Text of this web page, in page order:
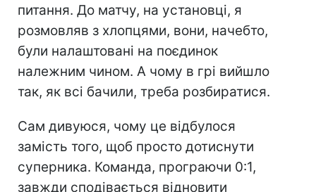
питання. До матчу, на установці, я
розмовляв з хлопцями, вони, начебто,
були налаштовані на поєдинок
належним чином. А чому в грі вийшло
так, як всі бачили, треба розбиратися.
Сам дивуюся, чому це відбулося
замість того, щоб просто дотиснути
суперника. Команда, програючи 0:1,
завжди сподівається відновити